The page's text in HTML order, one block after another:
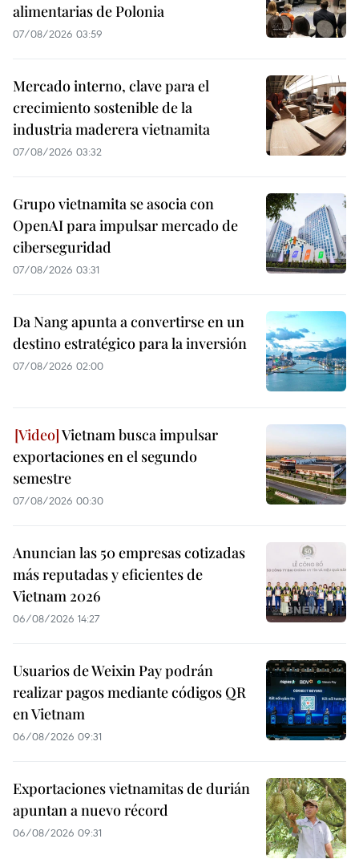
alimentarias de Polonia
07/08/2026 03:59
Mercado interno, clave para el
crecimiento sostenible de la
industria maderera vietnamita
07/08/2026 03:32
Grupo vietnamita se asocia con
OpenAI para impulsar mercado de
ciberseguridad
07/08/2026 03:31
Da Nang apunta a convertirse en un
destino estratégico para la inversión
07/08/2026 02:00
Vietnam busca impulsar
exportaciones en el segundo
semestre
07/08/2026 00:30
Anuncian las 50 empresas cotizadas
más reputadas y eficientes de
Vietnam 2026
06/08/2026 14:27
Usuarios de Weixin Pay podrán
realizar pagos mediante códigos QR
en Vietnam
06/08/2026 09:31
Exportaciones vietnamitas de durián
apuntan a nuevo récord
06/08/2026 09:31